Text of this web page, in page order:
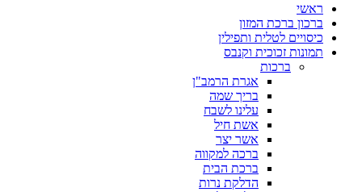
ראשי
ברכון ברכת המזון
כיסויים לטלית ותפילין
תמונות זכוכית וקנבס
ברכות
אגרת הרמב"ן
בריך שמה
עלינו לשבח
אשת חיל
אשר יצר
ברכה למקווה
ברכת הבית
הדלקת נרות